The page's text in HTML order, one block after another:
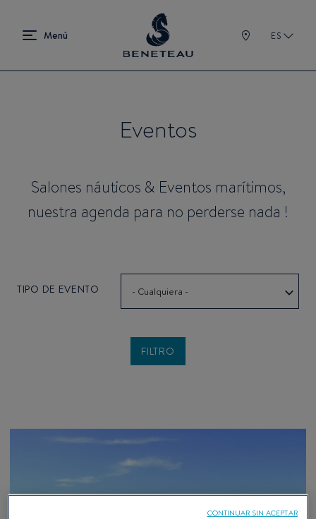
ES
Eventos
Salones náuticos & Eventos marítimos,
nuestra agenda para no perderse nada !
TIPO DE EVENTO - Cualquiera -
CONTINUAR SIN ACEPTAR